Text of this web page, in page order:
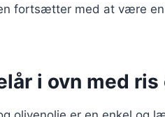
fortsætter med at være
i ovn med ris